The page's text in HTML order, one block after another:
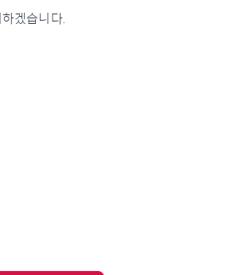
겠습니다.